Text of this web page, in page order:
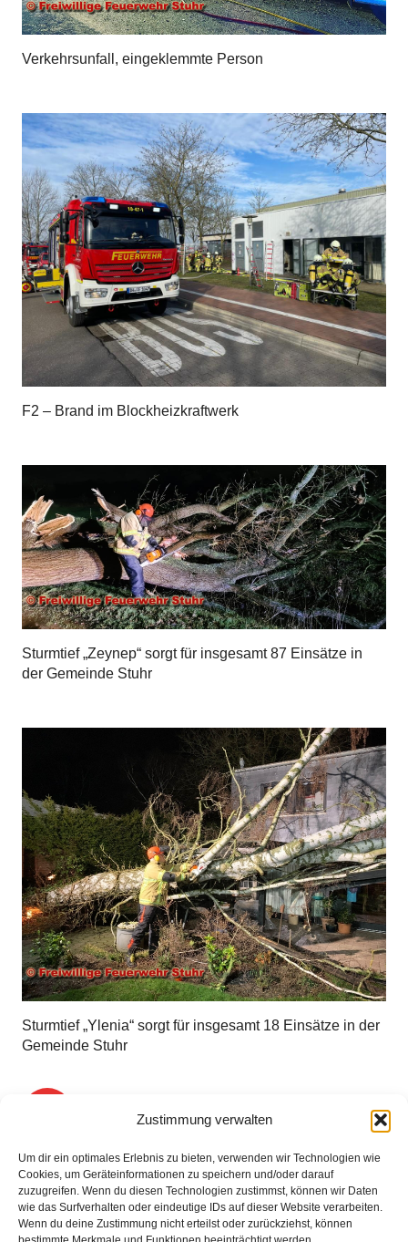
Zustimmung verwalten
Um dir ein optimales Erlebnis zu bieten, verwenden wir Technologien wie
Cookies, um Geräteinformationen zu speichern und/oder darauf
zuzugreifen. Wenn du diesen Technologien zustimmst, können wir Daten
wie das Surfverhalten oder eindeutige IDs auf dieser Website verarbeiten.
Wenn du deine Zustimmung nicht erteilst oder zurückziehst, können
Verkehrsunfall, eingeklemmte Person
F2 – Brand im Blockheizkraftwerk
Sturmtief „Zeynep“ sorgt für insgesamt 87 Einsätze in
der Gemeinde Stuhr
Sturmtief „Ylenia“ sorgt für insgesamt 18 Einsätze in der
Gemeinde Stuhr
3 4 …